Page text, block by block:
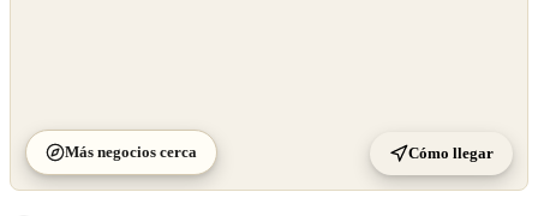
Más negocios cerca Cómo llegar